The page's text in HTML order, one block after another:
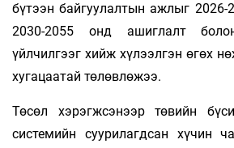
бүтээн байгуулалтын ажлыг 2026-
2030-2055 онд ашиглалт
үйлчилгээг хийж хүлээлгэн өгөх
хугацаатай төлөвлөжээ.
Төсөл хэрэгжсэнээр төвийн
системийн суурилагдсан хүчин